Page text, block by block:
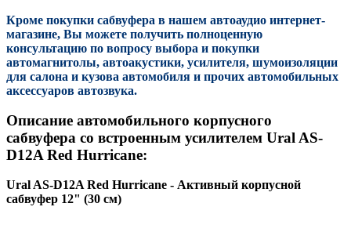
Кроме покупки сабвуфера в нашем автоаудио интернет-
магазине, Вы можете получить полноценную
консультацию по вопросу выбора и покупки
автомагнитолы, автоакустики, усилителя, шумоизоляции
для салона и кузова автомобиля и прочих автомобильных
аксессуаров автозвука.
Описание автомобильного корпусного
сабвуфера со встроенным усилителем Ural AS-
D12A Red Hurricane:
Ural AS-D12A Red Hurricane - Активный корпусной
сабвуфер 12" (30 см)